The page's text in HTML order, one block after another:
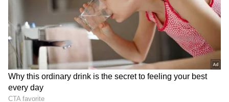
Image Credit :ISTOCK
బ్యాంకులు జరిమానా ఎందుకు వసూలు చేస్తాయి?
కనిష్ట నిల్వను నిర్వహించడంలో విఫలమైతే బ్యాంకులు
జరిమానాలు విధించడానికి అనేక ఆచరణాత్మక, ఆర్థిక